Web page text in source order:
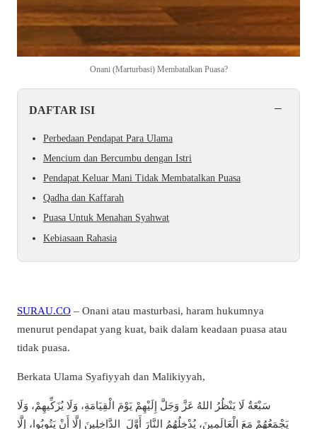
Onani (Marturbasi) Membatalkan Puasa?
DAFTAR ISI −
Perbedaan Pendapat Para Ulama
Mencium dan Bercumbu dengan Istri
Pendapat Keluar Mani Tidak Membatalkan Puasa
Qadha dan Kaffarah
Puasa Untuk Menahan Syahwat
Kebiasaan Rahasia
SURAU.CO – Onani atau masturbasi, haram hukumnya
menurut pendapat yang kuat, baik dalam keadaan puasa atau
tidak puasa.
Berkata Ulama Syafiyyah dan Malikiyyah,
سَبْعَةٌ لَا يَنْظُرُ اللهُ عَزَّ وَجَلَّ إِلَيْهِمْ يَوْمَ الْقِيَامَةِ، وَلَا يُزَكِّيهِمْ، وَلَا
يَجْمَعُهُمْ مَعَ الْعَالَمِينَ، يُدْخِلُهُمُ النَّارَ أَوَّلَ الدَّاخِلِينَ إِلَّا أَنْ يَتُوبُوا، إِلَّا